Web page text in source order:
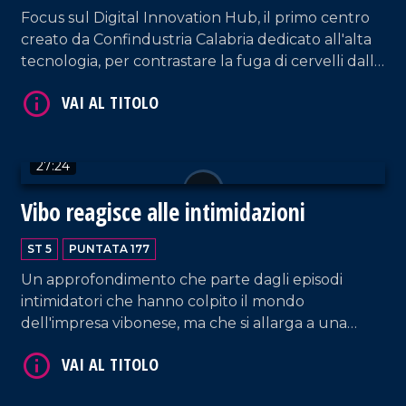
Focus sul Digital Innovation Hub, il primo centro
creato da Confindustria Calabria dedicato all'alta
tecnologia, per contrastare la fuga di cervelli dalla
presidente del DIH regionale, e Francesco
27:24
Vibo reagisce alle intimidazioni
ST 5 PUNTATA 177
Un approfondimento che parte dagli episodi
intimidatori che hanno colpito il mondo
dell'impresa vibonese, ma che si allarga a una
organizzata, libertà economica, isolamento sociale
VAI AL TITOLO